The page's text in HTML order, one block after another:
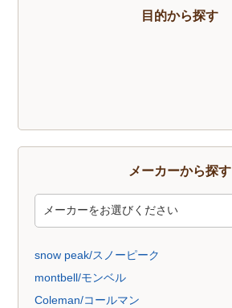
目的から探す
メーカーから探す
snow peak/スノーピーク
montbell/モンベル
Coleman/コールマン